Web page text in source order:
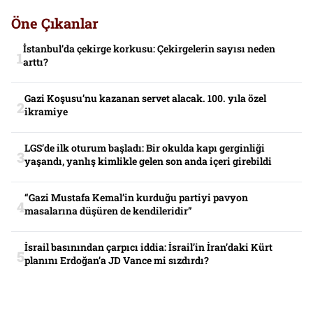
Öne Çıkanlar
İstanbul’da çekirge korkusu: Çekirgelerin sayısı neden
arttı?
Gazi Koşusu’nu kazanan servet alacak. 100. yıla özel
ikramiye
LGS’de ilk oturum başladı: Bir okulda kapı gerginliği
yaşandı, yanlış kimlikle gelen son anda içeri girebildi
“Gazi Mustafa Kemal’in kurduğu partiyi pavyon
masalarına düşüren de kendileridir”
İsrail basınından çarpıcı iddia: İsrail’in İran’daki Kürt
planını Erdoğan’a JD Vance mi sızdırdı?